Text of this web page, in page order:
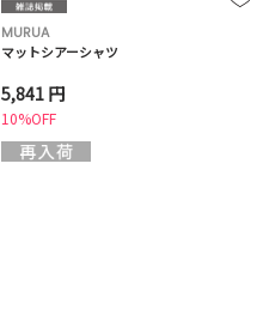
MURUA
マットシアーシャツ
5,841 円
10%OFF